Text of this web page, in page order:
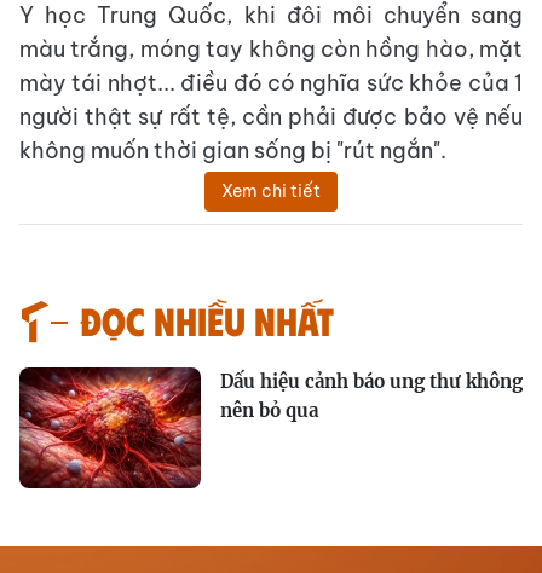
Y học Trung Quốc, khi đôi môi chuyển sang
màu trắng, móng tay không còn hồng hào, mặt
mày tái nhợt... điều đó có nghĩa sức khỏe của 1
người thật sự rất tệ, cần phải được bảo vệ nếu
không muốn thời gian sống bị "rút ngắn".
Xem chi tiết
Đọc nhiều nhất
Dấu hiệu cảnh báo ung thư không
nên bỏ qua